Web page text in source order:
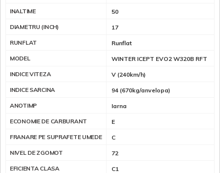
INALTIME 50
DIAMETRU (INCH) 17
RUNFLAT Runflat
MODEL WINTER ICEPT EVO2 W320B RFT
INDICE VITEZA V (240km/h)
INDICE SARCINA 94 (670kg/anvelopa)
ANOTIMP Iarna
ECONOMIE DE CARBURANT E
FRANARE PE SUPRAFETE UMEDE C
NIVEL DE ZGOMOT 72
EFICIENTA CLASA C1